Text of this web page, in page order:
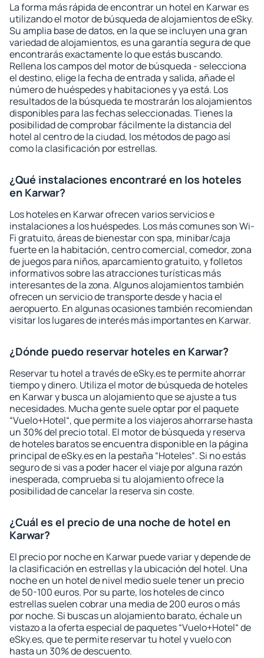
La forma más rápida de encontrar un hotel en Karwar es
utilizando el motor de búsqueda de alojamientos de eSky.
Su amplia base de datos, en la que se incluyen una gran
variedad de alojamientos, es una garantía segura de que
encontrarás exactamente lo que estás buscando.
Rellena los campos del motor de búsqueda - selecciona
el destino, elige la fecha de entrada y salida, añade el
número de huéspedes y habitaciones y ya está. Los
resultados de la búsqueda te mostrarán los alojamientos
disponibles para las fechas seleccionadas. Tienes la
posibilidad de comprobar fácilmente la distancia del
hotel al centro de la ciudad, los métodos de pago así
como la clasificación por estrellas.
¿Qué instalaciones encontraré en los hoteles
en Karwar?
Los hoteles en Karwar ofrecen varios servicios e
instalaciones a los huéspedes. Los más comunes son Wi-
Fi gratuito, áreas de bienestar con spa, minibar/caja
fuerte en la habitación, centro comercial, comedor, zona
de juegos para niños, aparcamiento gratuito, y folletos
informativos sobre las atracciones turísticas más
interesantes de la zona. Algunos alojamientos también
ofrecen un servicio de transporte desde y hacia el
aeropuerto. En algunas ocasiones también recomiendan
visitar los lugares de interés más importantes en Karwar.
¿Dónde puedo reservar hoteles en Karwar?
Reservar tu hotel a través de eSky.es te permite ahorrar
tiempo y dinero. Utiliza el motor de búsqueda de hoteles
en Karwar y busca un alojamiento que se ajuste a tus
necesidades. Mucha gente suele optar por el paquete
“Vuelo+Hotel“, que permite a los viajeros ahorrarse hasta
un 30% del precio total. El motor de búsqueda y reserva
de hoteles baratos se encuentra disponible en la página
principal de eSky.es en la pestaña “Hoteles“. Si no estás
seguro de si vas a poder hacer el viaje por alguna razón
inesperada, comprueba si tu alojamiento ofrece la
posibilidad de cancelar la reserva sin coste.
¿Cuál es el precio de una noche de hotel en
Karwar?
El precio por noche en Karwar puede variar y depende de
la clasificación en estrellas y la ubicación del hotel. Una
noche en un hotel de nivel medio suele tener un precio
de 50-100 euros. Por su parte, los hoteles de cinco
estrellas suelen cobrar una media de 200 euros o más
por noche. Si buscas un alojamiento barato, échale un
vistazo a la oferta especial de paquetes “Vuelo+Hotel“ de
eSky.es, que te permite reservar tu hotel y vuelo con
hasta un 30% de descuento.